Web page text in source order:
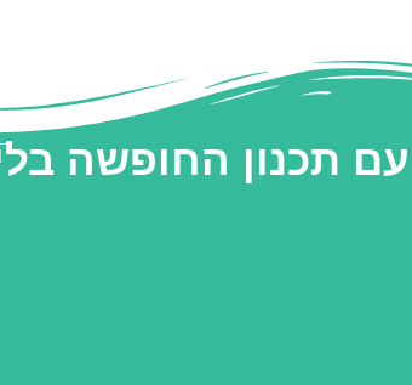
תכנון החופשה